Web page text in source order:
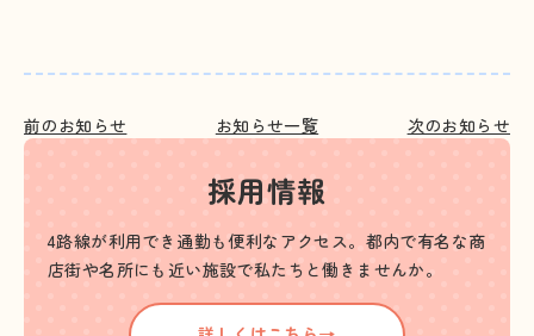
前のお知らせ お知らせ一覧 次のお知らせ
採用情報
4路線が利用でき通勤も便利なアクセス。都内で有名な商
店街や名所にも近い施設で私たちと働きませんか。